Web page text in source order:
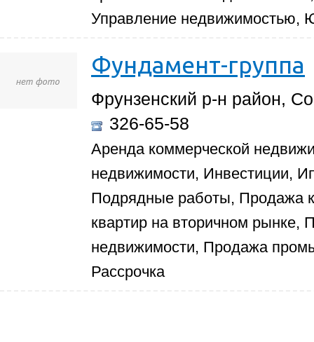
Управление недвижимостью,
Фундамент-группа
Фрунзенский р-н район,
326-65-58
Аренда коммерческой
недвижимости, Инвестиции,
Подрядные работы, Продажа
квартир на вторичном рынке,
недвижимости, Продажа
Рассрочка